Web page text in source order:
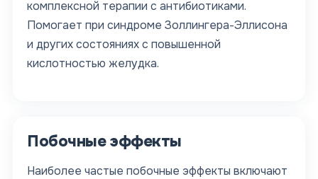
комплексной терапии с антибиотиками.
Помогает при синдроме Золлингера-Эллисона
и других состояниях с повышенной
кислотностью желудка.
Побочные эффекты
Наиболее частые побочные эффекты включают